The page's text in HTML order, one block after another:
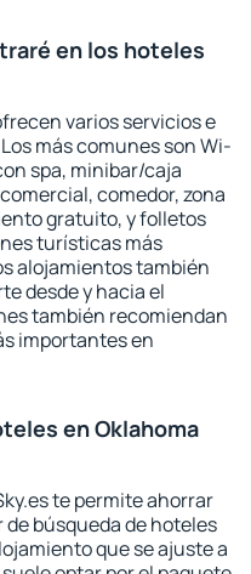
en los hoteles
varios servicios e
más comunes son Wi-
spa, minibar/caja
comedor, zona
gratuito, y folletos
turísticas más
alojamientos también
desde y hacia el
también recomiendan
importantes en
en Oklahoma
te permite ahorrar
búsqueda de hoteles
que se ajuste a